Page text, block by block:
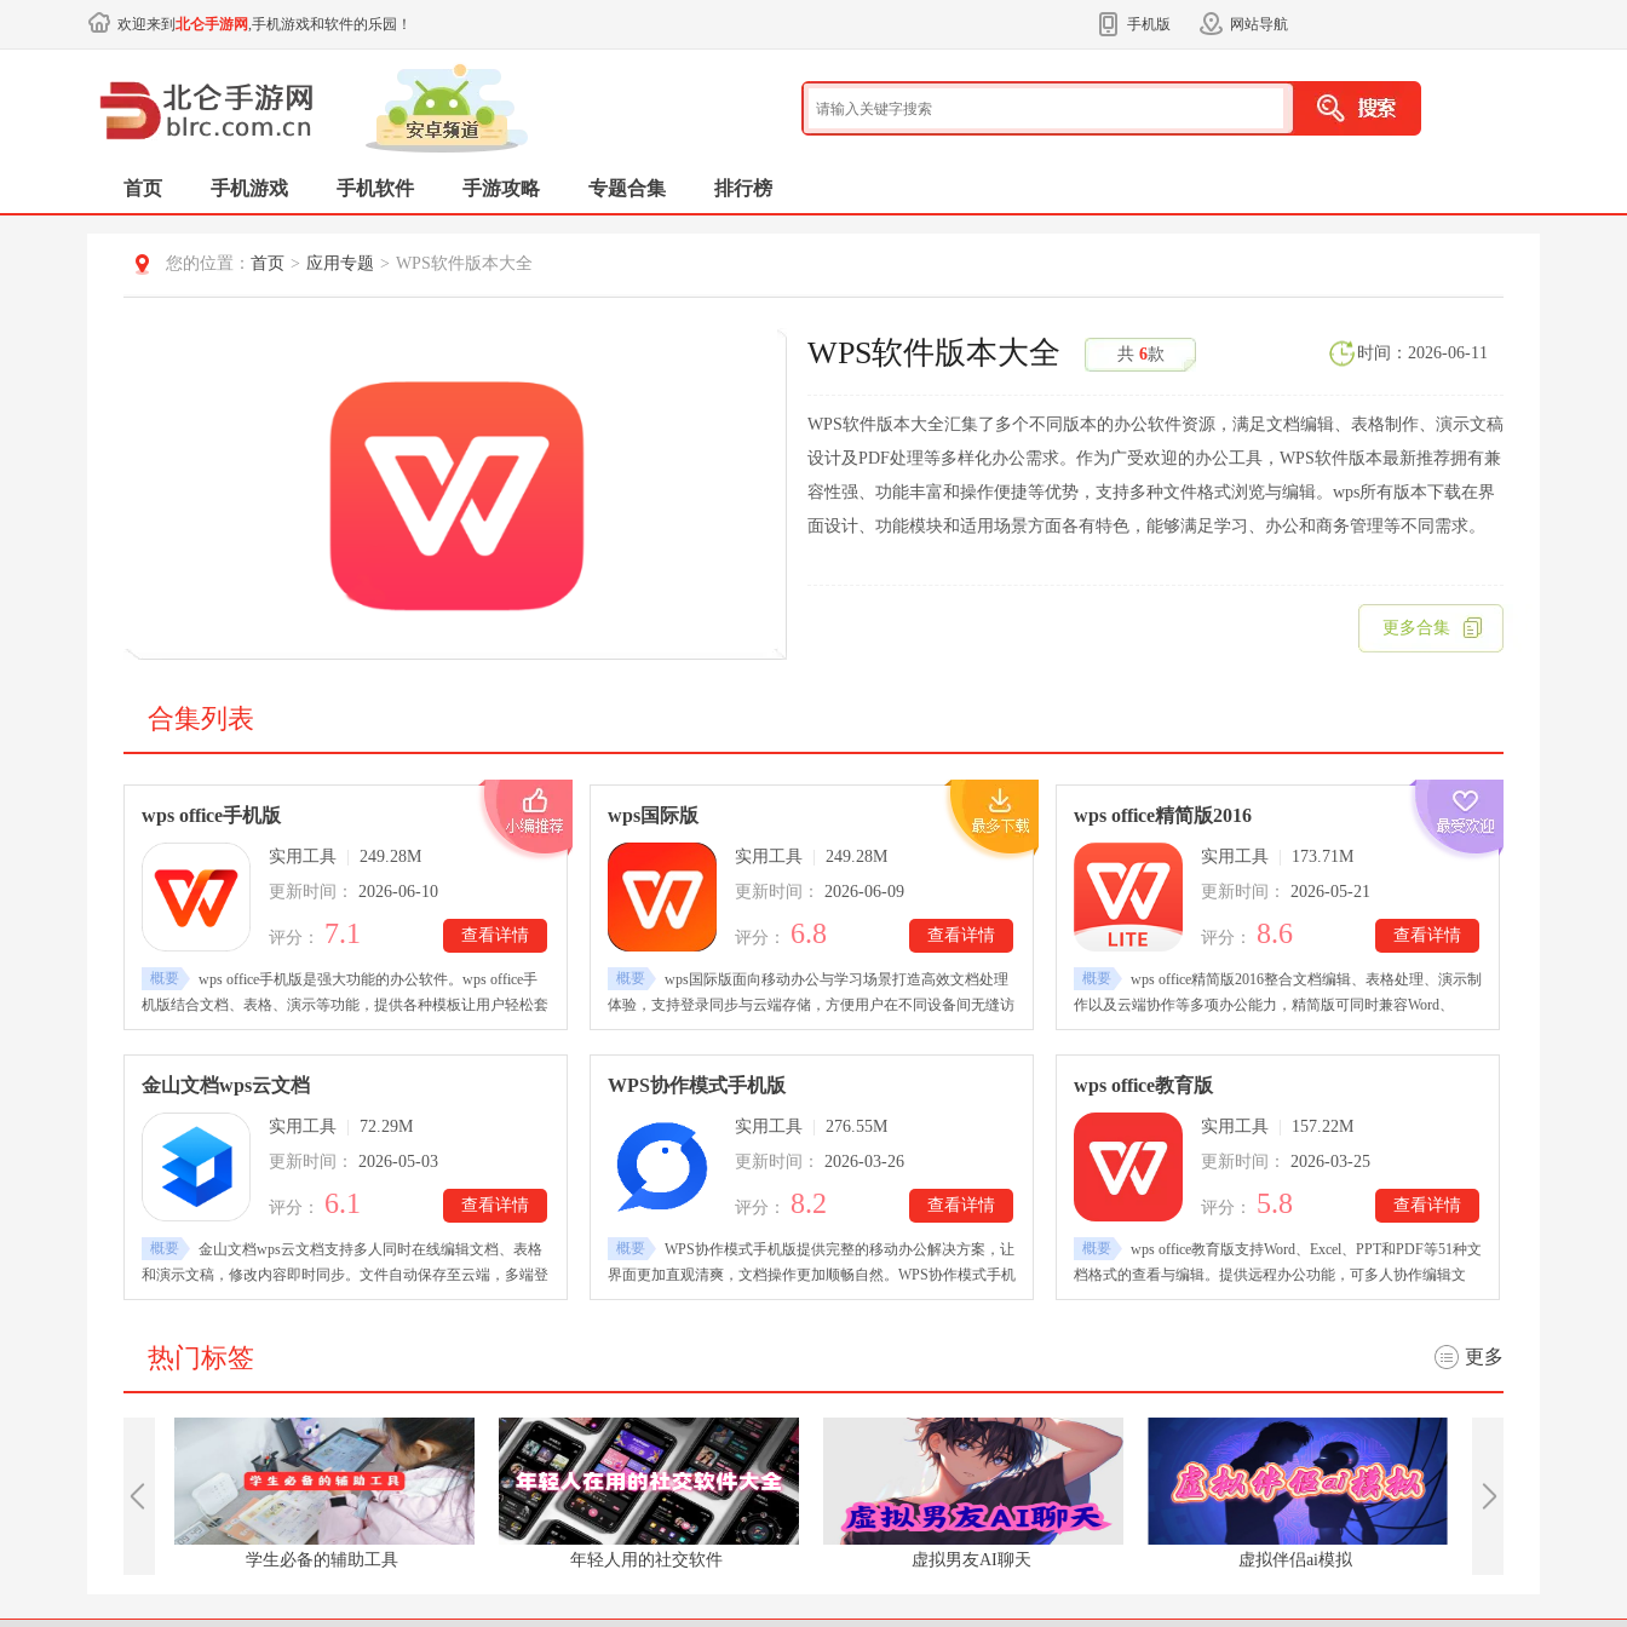
欢迎来到 北仑手游网,手机游戏和软件的乐园！ 手机版 网站导航
首页 手机游戏 手机软件 手游攻略 专题合集 排行榜
您的位置： 首页 > 应用专题 > WPS软件版本大全
WPS软件版本大全 共 6款 时间：2026-06-11
WPS软件版本大全汇集了多个不同版本的办公软件资源，满足文档编辑、表格制作、演示文稿
设计及PDF处理等多样化办公需求。作为广受欢迎的办公工具，WPS软件版本最新推荐拥有兼
容性强、功能丰富和操作便捷等优势，支持多种文件格式浏览与编辑。wps所有版本下载在界
面设计、功能模块和适用场景方面各有特色，能够满足学习、办公和商务管理等不同需求。
更多合集
合集列表
wps office手机版
实用工具
249.28M
更新时间：
2026-06-10
查看详情
评分： 7.1
概要
wps office手机版是强大功能的办公软件。wps office手
机版结合文档、表格、演示等功能，提供各种模板让用户轻松套
用，在办公上提供便捷的辅助，提升工作效率。wps office手机
版支持与电脑版连接功能，用户随时随地都能远程办公。软件支
持多种格式，其中也能够让用户在手机上读取与编辑pdf格式文
wps国际版
实用工具
249.28M
更新时间：
2026-06-09
查看详情
评分： 6.8
概要
wps国际版面向移动办公与学习场景打造高效文档处理
体验，支持登录同步与云端存储，方便用户在不同设备间无缝访
问与编辑文件。平台兼容Word、Excel、PPT及PDF等多种主流格
式，并提供多样化模板资源，提升文档制作效率。wps国际安卓
版下载后，针对手机端优化阅读与编辑体验，具备清晰排版与流
便捷高效。
wps office精简版2016
实用工具
173.71M
更新时间：
2026-05-21
查看详情
评分： 8.6
概要
wps office精简版2016整合文档编辑、表格处理、演示制
作以及云端协作等多项办公能力，精简版可同时兼容Word、
Excel、PPT与PDF等常见文件格式，满足日常学习与办公需求。
wps office精简版2016下载安装后，用户能够随时创建和修改文
件，还能通过云同步实现多设备数据共享。
金山文档wps云文档
实用工具
72.29M
更新时间：
2026-05-03
查看详情
评分： 6.1
概要
金山文档wps云文档支持多人同时在线编辑文档、表格
和演示文稿，修改内容即时同步。文件自动保存至云端，多端登
录可无缝切换，实现手机、电脑、平板协作。金山文档wps云文
格式转换问题。同时支持文档权限设置和加密存储，保障文件安
全可靠！
WPS协作模式手机版
实用工具
276.55M
更新时间：
2026-03-26
查看详情
评分： 8.2
概要
WPS协作模式手机版提供完整的移动办公解决方案，让
界面更加直观清爽，文档操作更加顺畅自然。WPS协作模式手机
版下载安装后，用户可以进行流畅的视频会议，实时协作编辑文
wps office教育版
实用工具
157.22M
更新时间：
2026-03-25
查看详情
评分： 5.8
概要
wps office教育版支持Word、Excel、PPT和PDF等51种文
档格式的查看与编辑。提供远程办公功能，可多人协作编辑文
档、共享文件夹。wps office教育版App下载内置海量精美模板，
热门标签 更多
学生必备的辅助工具 年轻人用的社交软件 虚拟男友AI聊天 虚拟伴侣ai模拟